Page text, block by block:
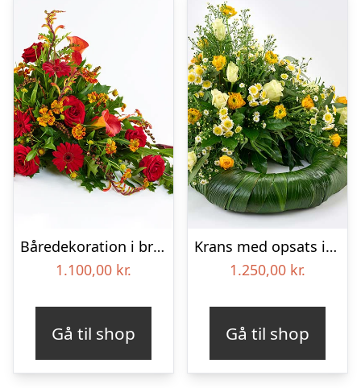
Båredekoration i brændte farver – Blomster til begravelse
1.100,00 kr.
Gå til shop
Krans med opsats i gule farver – Blomster til begravelse
1.250,00 kr.
Gå til shop